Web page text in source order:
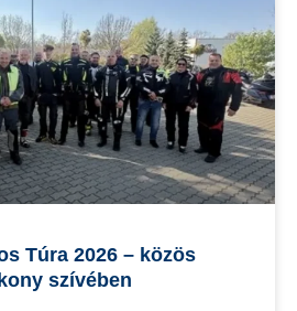
Túra 2026 – közös
szívében